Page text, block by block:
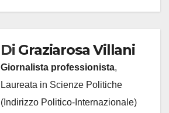
Di Graziarosa Villani
Giornalista professionista,
Laureata in Scienze Politiche
(Indirizzo Politico-Internazionale)